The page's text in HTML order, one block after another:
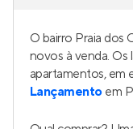
O bairro Praia dos
novos à venda. Os
apartamentos, em
Lançamento em